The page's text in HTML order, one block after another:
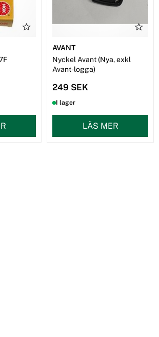
AVANT
Nyckel Avant (Nya, exkl
Avant-logga)
249 SEK
I lager
LÄS MER